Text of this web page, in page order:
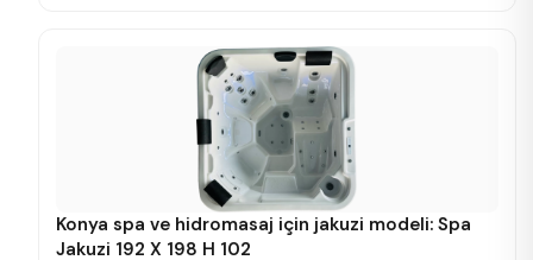
Konya spa ve hidromasaj için jakuzi modeli: Spa
Jakuzi 192 X 198 H 102